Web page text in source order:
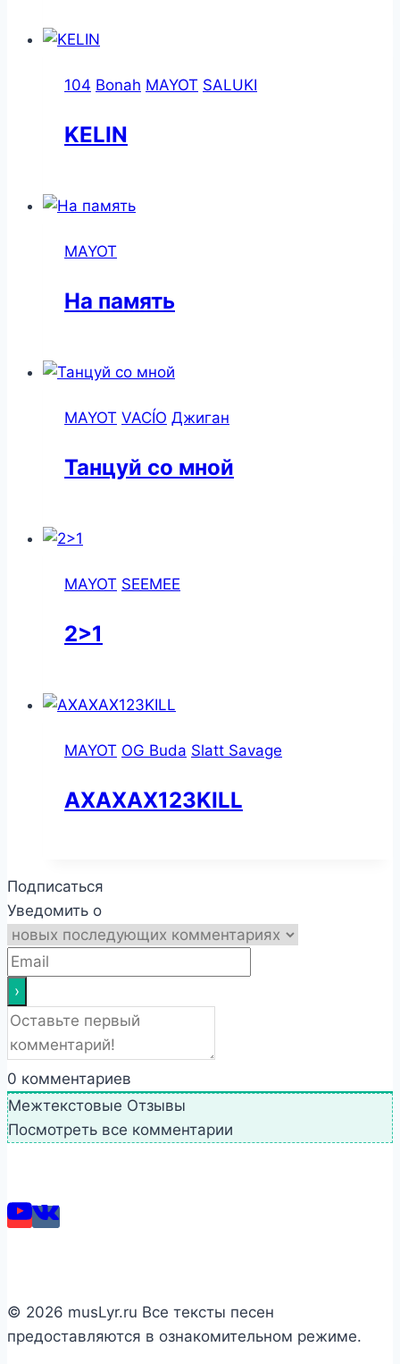
104 Bonah MAYOT SALUKI
KELIN
MAYOT
На память
MAYOT VACÍO Джиган
Танцуй со мной
MAYOT SEEMEE
2>1
MAYOT OG Buda Slatt Savage
АХАХАХ123KILL
Подписаться
Уведомить о
0 комментариев
Межтекстовые Отзывы
Посмотреть все комментарии
© 2026 musLyr.ru Все тексты песен
предоставляются в ознакомительном режиме.